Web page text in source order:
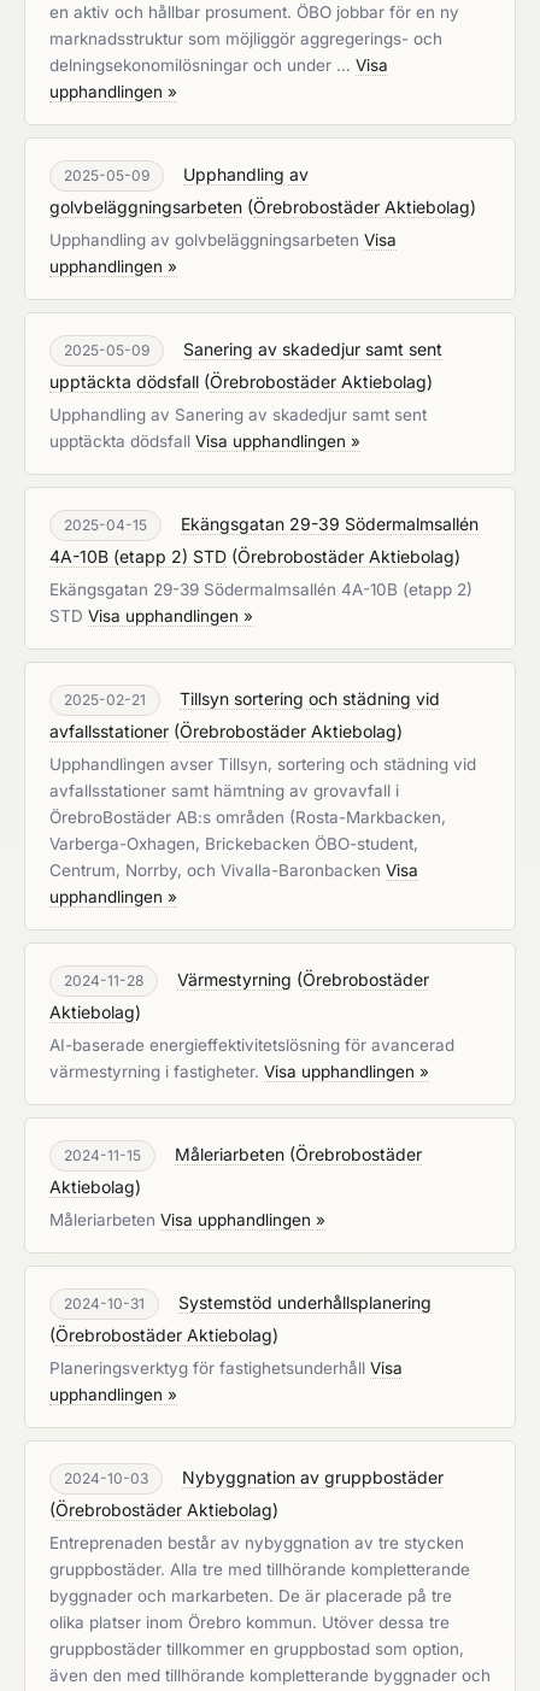
en aktiv och hållbar prosument. ÖBO jobbar för en ny
marknadsstruktur som möjliggör aggregerings- och
delningsekonomilösningar och under … Visa
upphandlingen »
2025-05-09
Upphandling av
golvbeläggningsarbeten (Örebrobostäder Aktiebolag)
Upphandling av golvbeläggningsarbeten Visa
upphandlingen »
2025-05-09
Sanering av skadedjur samt sent
upptäckta dödsfall (Örebrobostäder Aktiebolag)
Upphandling av Sanering av skadedjur samt sent
upptäckta dödsfall Visa upphandlingen »
2025-04-15
Ekängsgatan 29-39 Södermalmsallén
4A-10B (etapp 2) STD (Örebrobostäder Aktiebolag)
Ekängsgatan 29-39 Södermalmsallén 4A-10B (etapp 2)
STD Visa upphandlingen »
2025-02-21
Tillsyn sortering och städning vid
avfallsstationer (Örebrobostäder Aktiebolag)
Upphandlingen avser Tillsyn, sortering och städning vid
avfallsstationer samt hämtning av grovavfall i
ÖrebroBostäder AB:s områden (Rosta-Markbacken,
Varberga-Oxhagen, Brickebacken ÖBO-student,
Centrum, Norrby, och Vivalla-Baronbacken Visa
upphandlingen »
2024-11-28 Värmestyrning (Örebrobostäder
Aktiebolag)
AI-baserade energieffektivitetslösning för avancerad
värmestyrning i fastigheter. Visa upphandlingen »
2024-11-15 Måleriarbeten (Örebrobostäder
Aktiebolag)
Måleriarbeten Visa upphandlingen »
2024-10-31
Systemstöd underhållsplanering
(Örebrobostäder Aktiebolag)
Planeringsverktyg för fastighetsunderhåll Visa
upphandlingen »
2024-10-03
Nybyggnation av gruppbostäder
(Örebrobostäder Aktiebolag)
Entreprenaden består av nybyggnation av tre stycken
gruppbostäder. Alla tre med tillhörande kompletterande
byggnader och markarbeten. De är placerade på tre
olika platser inom Örebro kommun. Utöver dessa tre
gruppbostäder tillkommer en gruppbostad som option,
även den med tillhörande kompletterande byggnader och